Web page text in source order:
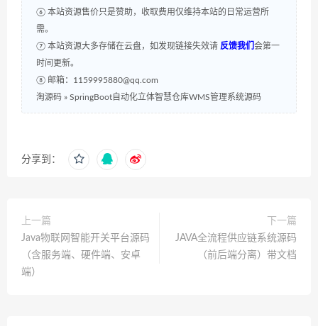
⑥ 本站资源售价只是赞助，收取费用仅维持本站的日常运营所
需。
⑦ 本站资源大多存储在云盘，如发现链接失效请 反馈我们 会第一
时间更新。
⑧ 邮箱：1159995880@qq.com
淘源码 » SpringBoot自动化立体智慧仓库WMS管理系统源码
分享到：
上一篇
Java物联网智能开关平台源码
（含服务端、硬件端、安卓
端）
下一篇
JAVA全流程供应链系统源码
（前后端分离）带文档